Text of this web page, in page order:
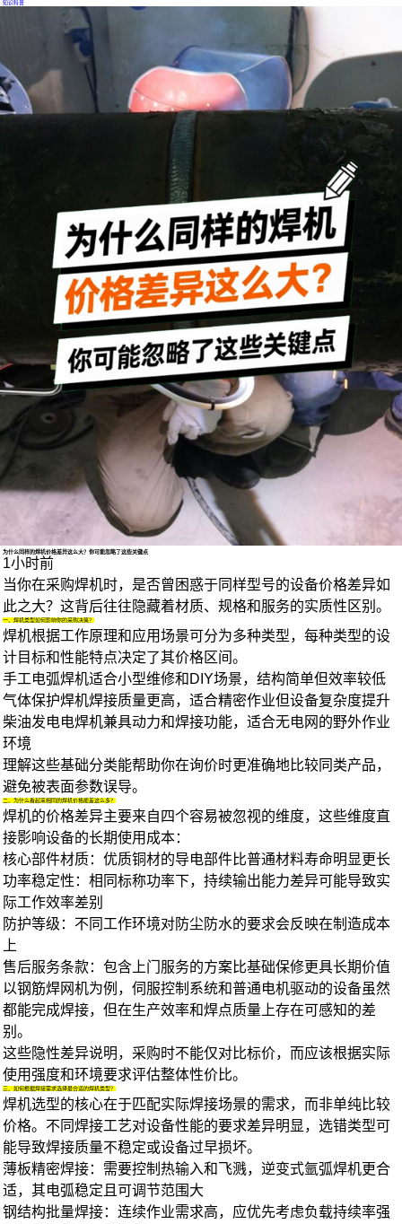
·知识科普
为什么同样的焊机价格差异这么大？你可能忽略了这些关键点
1小时前
当你在采购焊机时，是否曾困惑于同样型号的设备价格差异如
此之大？这背后往往隐藏着材质、规格和服务的实质性区别。
一、焊机类型如何影响你的采购决策？
焊机根据工作原理和应用场景可分为多种类型，每种类型的设
计目标和性能特点决定了其价格区间。
手工电弧焊机适合小型维修和DIY场景，结构简单但效率较低
气体保护焊机焊接质量更高，适合精密作业但设备复杂度提升
柴油发电电焊机兼具动力和焊接功能，适合无电网的野外作业
环境
理解这些基础分类能帮助你在询价时更准确地比较同类产品，
避免被表面参数误导。
二、为什么看起来相同的焊机价格能差这么多？
焊机的价格差异主要来自四个容易被忽视的维度，这些维度直
接影响设备的长期使用成本：
核心部件材质：优质铜材的导电部件比普通材料寿命明显更长
功率稳定性：相同标称功率下，持续输出能力差异可能导致实
际工作效率差别
防护等级：不同工作环境对防尘防水的要求会反映在制造成本
上
售后服务条款：包含上门服务的方案比基础保修更具长期价值
以钢筋焊网机为例，伺服控制系统和普通电机驱动的设备虽然
都能完成焊接，但在生产效率和焊点质量上存在可感知的差
别。
这些隐性差异说明，采购时不能仅对比标价，而应该根据实际
使用强度和环境要求评估整体性价比。
三、如何根据焊接需求选择最合适的焊机类型？
焊机选型的核心在于匹配实际焊接场景的需求，而非单纯比较
价格。不同焊接工艺对设备性能的要求差异明显，选错类型可
能导致焊接质量不稳定或设备过早损坏。
薄板精密焊接：需要控制热输入和飞溅， 逆变式氩弧焊机更合
适，其电弧稳定且可调节范围大
钢结构批量焊接：连续作业需求高，应优先考虑负载持续率强